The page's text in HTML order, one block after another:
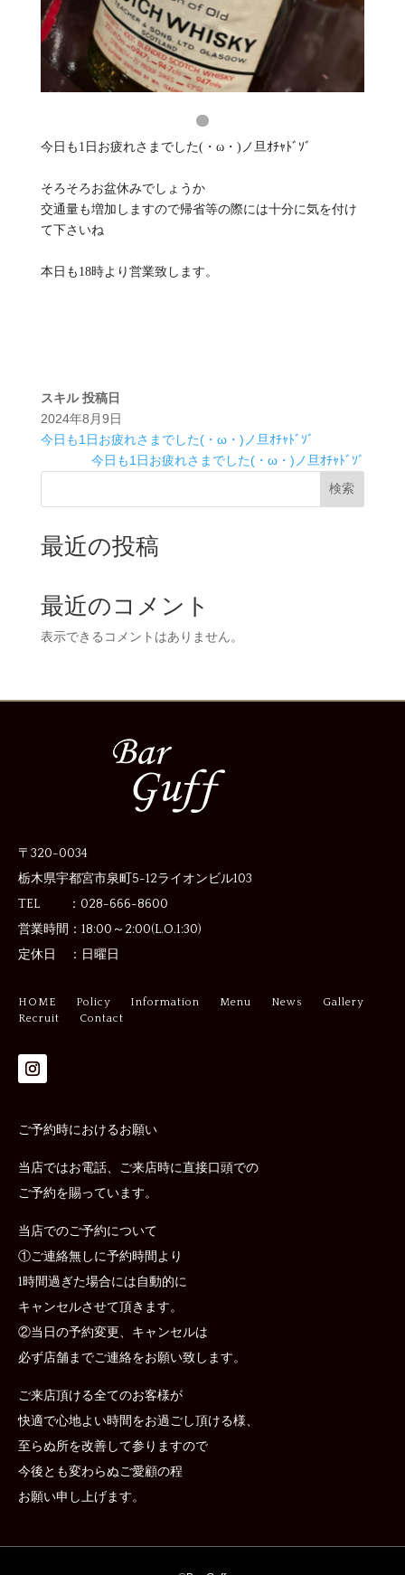
今日も1日お疲れさまでした(・ω・)ノ旦ｵﾁｬﾄﾞｿﾞ
そろそろお盆休みでしょうか
交通量も増加しますので帰省等の際には十分に気を付け
て下さいね
本日も18時より営業致します。
スキル 投稿日
2024年8月9日
今日も1日お疲れさまでした(・ω・)ノ旦ｵﾁｬﾄﾞｿﾞ
今日も1日お疲れさまでした(・ω・)ノ旦ｵﾁｬﾄﾞｿﾞ
検索
最近の投稿
最近のコメント
表示できるコメントはありません。
〒320-0034
栃木県宇都宮市泉町5-12ライオンビル103
TEL ：028-666-8600
営業時間： 18:00～2:00(L.O.1:30)
定休日 ： 日曜日
HOME Policy Information Menu News
Gallery
Recruit
Contact
ご予約時におけるお願い
当店ではお電話、ご来店時に直接口頭での
ご予約を賜っています。
当店でのご予約について
①ご連絡無しに予約時間より
1時間過ぎた場合には自動的に
キャンセルさせて頂きます。
②当日の予約変更、キャンセルは
必ず店舗までご連絡をお願い致します。
ご来店頂ける全てのお客様が
快適で心地よい時間をお過ごし頂ける様、
至らぬ所を改善して参りますので
今後とも変わらぬご愛顧の程
お願い申し上げます。